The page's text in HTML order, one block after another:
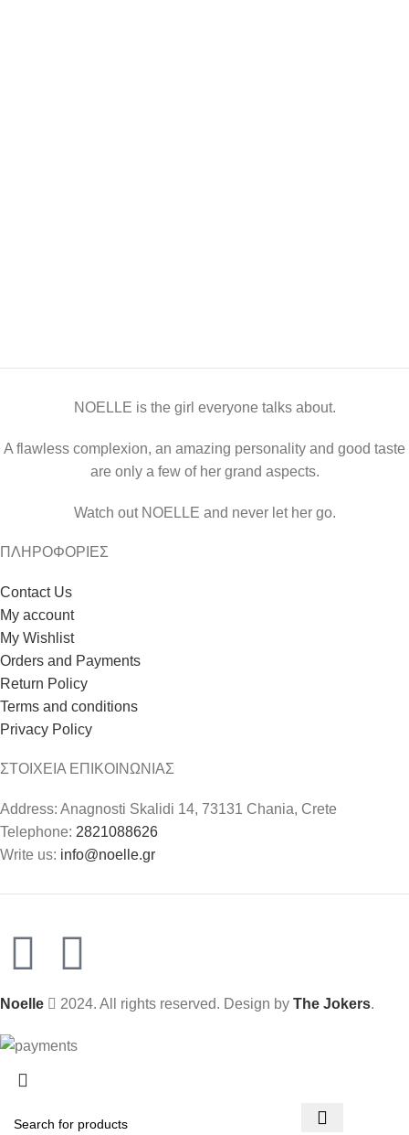
NOELLE is the girl everyone talks about.
A flawless complexion, an amazing personality and good taste
are only a few of her grand aspects.
Watch out NOELLE and never let her go.
ΠΛΗΡΟΦΟΡΙΕΣ
Contact Us
My account
My Wishlist
Orders and Payments
Return Policy
Terms and conditions
Privacy Policy
ΣΤΟΙΧΕΙΑ ΕΠΙΚΟΙΝΩΝΙΑΣ
Address: Anagnosti Skalidi 14, 73131 Chania, Crete
Telephone: 2821088626
Write us: info@noelle.gr
Noelle 2024. All rights reserved. Design by The Jokers.